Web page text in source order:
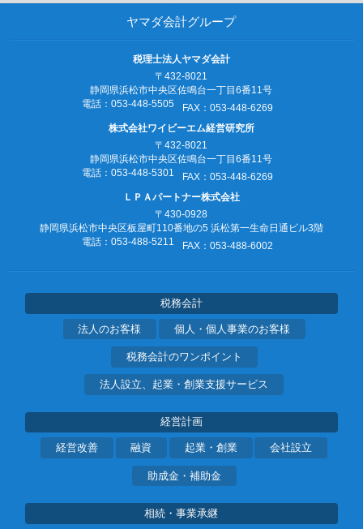
ヤマダ会計グループ
税理士法人ヤマダ会計
〒432-8021
静岡県浜松市中央区佐鳴台一丁目6番11号
電話：053‐448‐5505
FAX：053‐448‐6269
株式会社ワイビーエム経営研究所
〒432-8021
静岡県浜松市中央区佐鳴台一丁目6番11号
電話：053‐448‐5301
FAX：053‐448‐6269
ＬＰＡパートナー株式会社
〒430-0928
静岡県浜松市中央区板屋町110番地の5 浜松第一生命日通ビル3階
電話：053‐488‐5211
FAX：053‐488‐6002
税務会計
法人のお客様 個人・個人事業のお客様
税務会計のワンポイント
法人設立、起業・創業支援サービス
経営計画
経営改善 融資 起業・創業 会社設立
助成金・補助金
相続・事業承継